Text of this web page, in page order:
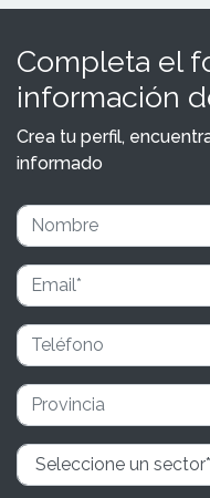
Completa el
información
Crea tu perfil,
informado